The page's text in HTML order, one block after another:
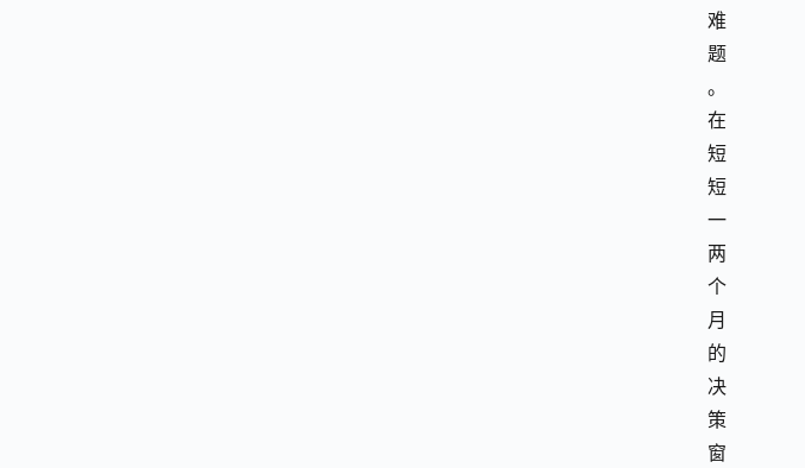
难
题
。
在
短
短
一
两
个
月
的
决
策
窗